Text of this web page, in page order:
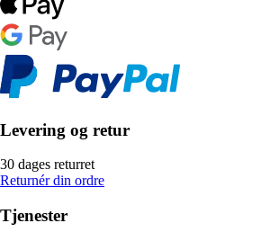
Levering og retur
30 dages returret
Returnér din ordre
Tjenester